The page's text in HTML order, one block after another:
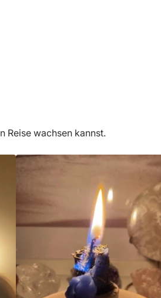
Reise wachsen kannst.